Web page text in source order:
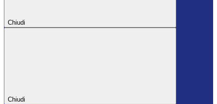
Chiudi
Chiudi